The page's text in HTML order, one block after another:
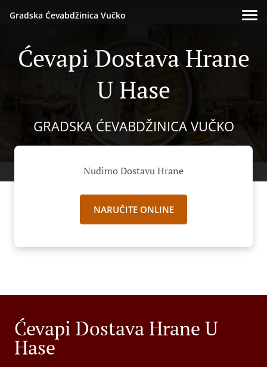
Gradska Ćevabdžinica Vučko
Ćevapi Dostava Hrane
U Hase
GRADSKA ĆEVABDŽINICA VUČKO
Nudimo Dostavu Hrane
NARUČITE ONLINE
Ćevapi Dostava Hrane U
Hase